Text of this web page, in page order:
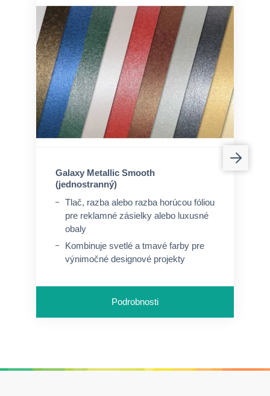
Galaxy Metallic Smooth
(jednostranný)
Tlač, razba alebo razba horúcou fóliou
pre reklamné zásielky alebo luxusné
obaly
Kombinuje svetlé a tmavé farby pre
výnimočné designové projekty
Podrobnosti